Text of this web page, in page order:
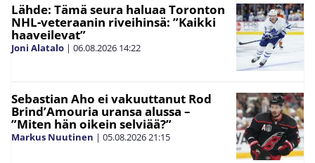
Lähde: Tämä seura haluaa Toronton
NHL-veteraanin riveihinsä: ”Kaikki
haaveilevat”
Joni Alatalo | 06.08.2026 14:22
Sebastian Aho ei vakuuttanut Rod
Brind’Amouria uransa alussa –
”Miten hän oikein selviää?”
Markus Nuutinen | 05.08.202621:15